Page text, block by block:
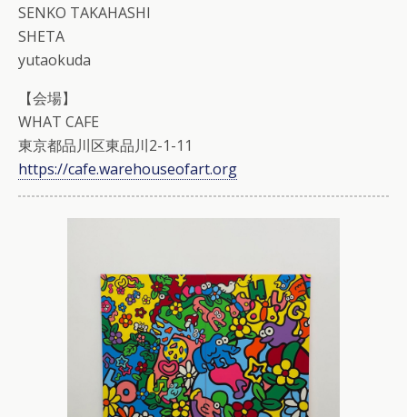
SENKO TAKAHASHI
SHETA
yutaokuda
【会場】
WHAT CAFE
東京都品川区東品川2-1-11
https://cafe.warehouseofart.org